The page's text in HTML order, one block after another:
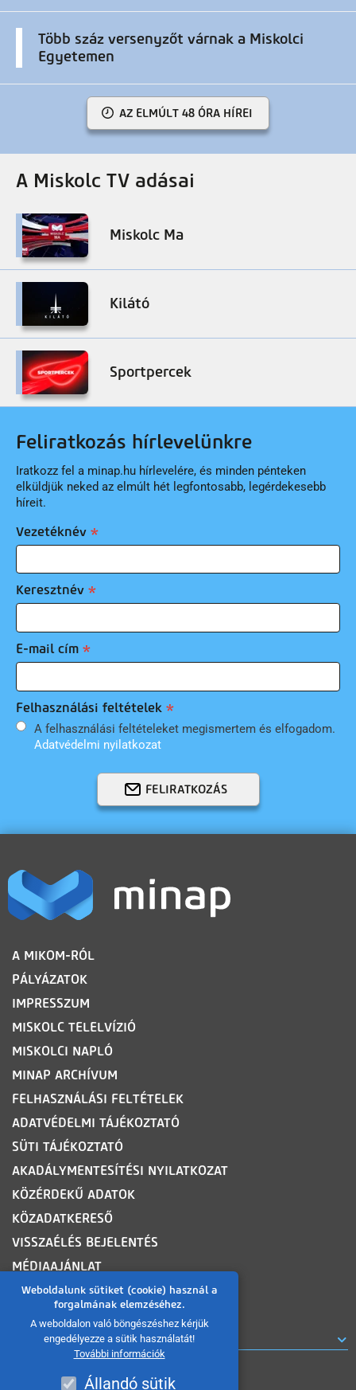
Weboldalunk sütiket (cookie) használ a
forgalmának elemzéséhez.
A weboldalon való böngészéshez kérjük
engedélyezze a sütik használatát!
További információk
Állandó sütik
Több száz versenyzőt várnak a Miskolci
Egyetemen
AZ ELMÚLT 48 ÓRA HÍREI
A Miskolc TV adásai
Miskolc Ma
Kilátó
Sportpercek
Feliratkozás hírlevelünkre
Iratkozz fel a minap.hu hírlevelére, és minden pénteken
elküldjük neked az elmúlt hét legfontosabb, legérdekesebb
híreit.
Vezetéknév
Keresztnév
E-mail cím
Felhasználási feltételek
A felhasználási feltételeket megismertem és elfogadom.
Adatvédelmi nyilatkozat
FELIRATKOZÁS
LÁBLÉC
A MIKOM-RÓL
PÁLYÁZATOK
IMPRESSZUM
MISKOLC TELELVÍZIÓ
MISKOLCI NAPLÓ
MINAP ARCHÍVUM
FELHASZNÁLÁSI FELTÉTELEK
ADATVÉDELMI TÁJÉKOZTATÓ
SÜTI TÁJÉKOZTATÓ
AKADÁLYMENTESÍTÉSI NYILATKOZAT
KÖZÉRDEKŰ ADATOK
KÖZADATKERESŐ
VISSZAÉLÉS BEJELENTÉS
MÉDIAAJÁNLAT
OLDALTÉRKÉP
ROVATOK